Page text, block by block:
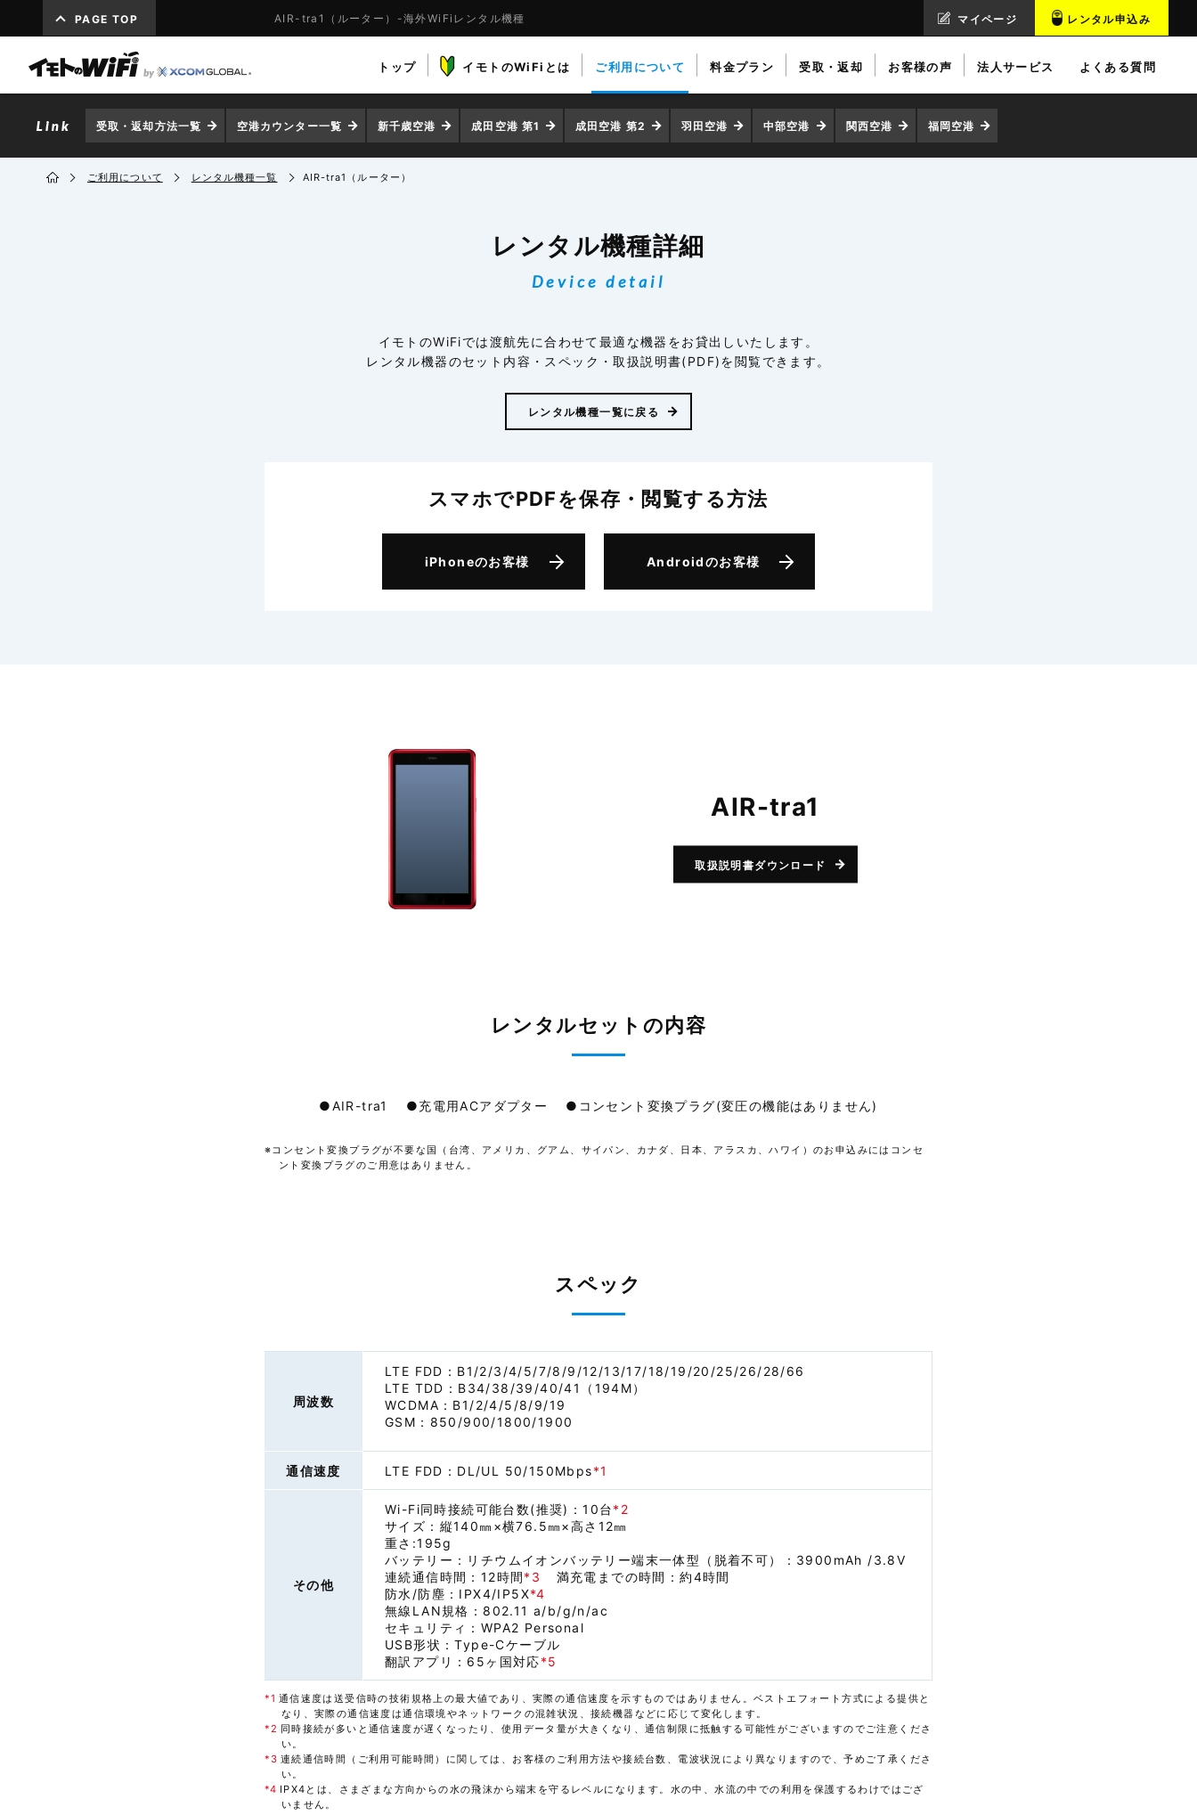
AIR-tra1（ルーター）-海外WiFiレンタル機種
PAGE TOP マイページ レンタル申込み
トップ イモトのWiFiとは ご利用について 料金プラン 受取・返却 お客様の声 法人サービス よくある質問
受取・返却方法一覧 空港カウンター一覧 新千歳空港 成田空港 第1 成田空港 第2 羽田空港 中部空港 関西空港 福岡空港
ご利用について レンタル機種一覧 AIR-tra1（ルーター）
レンタル機種詳細
Device detail
イモトのWiFiでは渡航先に合わせて最適な機器をお貸出しいたします。
レンタル機器のセット内容・スペック・取扱説明書(PDF)を閲覧できます。
レンタル機種一覧に戻る
スマホでPDFを保存・閲覧する方法
iPhoneのお客様 Androidのお客様
AIR-tra1
取扱説明書ダウンロード
レンタルセットの内容
●AIR-tra1 ●充電用ACアダプター ●コンセント変換プラグ(変圧の機能はありません)
※コンセント変換プラグが不要な国（台湾、アメリカ、グアム、サイパン、カナダ、日本、アラスカ、ハワイ）のお申込みにはコンセ
ント変換プラグのご用意はありません。
スペック
周波数
LTE FDD：B1/2/3/4/5/7/8/9/12/13/17/18/19/20/25/26/28/66
LTE TDD：B34/38/39/40/41（194M）
WCDMA：B1/2/4/5/8/9/19
GSM：850/900/1800/1900
通信速度 LTE FDD：DL/UL 50/150Mbps*1
その他
Wi-Fi同時接続可能台数(推奨)：10台*2
サイズ：縦140㎜×横76.5㎜×高さ12㎜
重さ:195g
バッテリー：リチウムイオンバッテリー端末一体型（脱着不可）：3900mAh /3.8V
連続通信時間：12時間*3
満充電までの時間：約4時間
防水/防塵：IPX4/IP5X*4
無線LAN規格：802.11 a/b/g/n/ac
セキュリティ：WPA2 Personal
USB形状：Type-Cケーブル
翻訳アプリ：65ヶ国対応*5
*1 通信速度は送受信時の技術規格上の最大値であり、実際の通信速度を示すものではありません。ベストエフォート方式による提供と
なり、実際の通信速度は通信環境やネットワークの混雑状況、接続機器などに応じて変化します。
*2 同時接続が多いと通信速度が遅くなったり、使用データ量が大きくなり、通信制限に抵触する可能性がございますのでご注意くださ
い。
*3 連続通信時間（ご利用可能時間）に関しては、お客様のご利用方法や接続台数、電波状況により異なりますので、予めご了承くださ
い。
*4 IPX4とは、さまざまな方向からの水の飛沫から端末を守るレベルになります。水の中、水流の中での利用を保護するわけではござ
いません。